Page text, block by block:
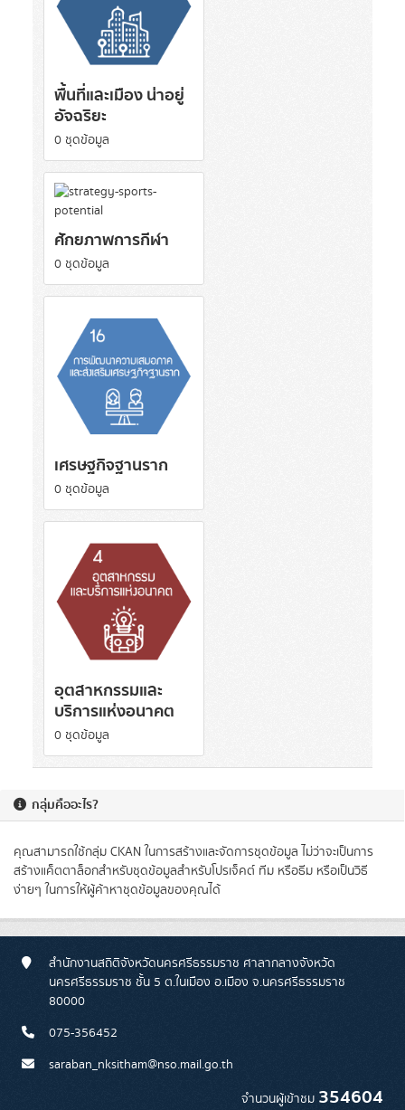
กลุ่มคืออะไร?
คุณสามารถใช้กลุ่ม CKAN ในการสร้างและจัดการชุดข้อมูล ไม่ว่าจะเป็นการ
สร้างแค็ตตาล็อกสำหรับชุดข้อมูลสำหรับโปรเจ็คต์ ทีม หรือธีม หรือเป็นวิธี
ง่ายๆ ในการให้ผู้ค้าหาชุดข้อมูลของคุณได้
พื้นที่และเมือง น่าอยู่
อัจฉริยะ
0 ชุดข้อมูล
ศักยภาพการกีฬา
0 ชุดข้อมูล
เศรษฐกิจฐานราก
0 ชุดข้อมูล
อุตสาหกรรมและ
บริการแห่งอนาคต
0 ชุดข้อมูล
สำนักงานสถิติจังหวัดนครศรีธรรมราช ศาลากลางจังหวัด
นครศรีธรรมราช ชั้น 5 ต.ในเมือง อ.เมือง จ.นครศรีธรรมราช
80000
075-356452
saraban_nksitham@nso.mail.go.th
จำนวนผู้เข้าชม 354604